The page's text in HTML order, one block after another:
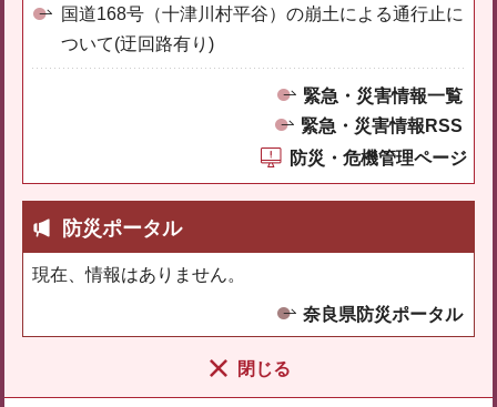
国道168号（十津川村平谷）の崩土による通行止に
ついて(迂回路有り)
緊急・災害情報一覧
緊急・災害情報RSS
防災・危機管理ページ
防災ポータル
現在、情報はありません。
奈良県防災ポータル
閉じる